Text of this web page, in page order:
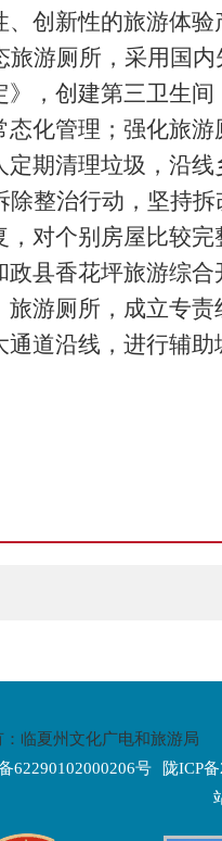
创新性的旅游体验
游厕所，采用国
，创建第三卫生
化管理；强化旅
期清理垃圾，沿线
整治行动， 坚持
对个别房屋比较
政县香花坪旅游综合
游厕所，成立专
道沿线，进行辅
：临夏州文化广电和旅游局
62290102000206号
陇ICP